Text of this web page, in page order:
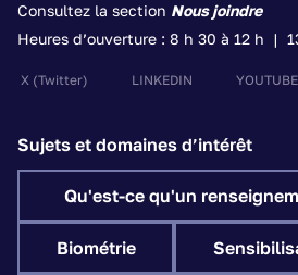
Consultez la section Nous joindre
Heures d’ouverture : 8 h 30 à 12 h |
X (Twitter) LINKEDIN YOUTUBE
Sujets et domaines d’intérêt
Qu'est-ce qu'un
Biométrie